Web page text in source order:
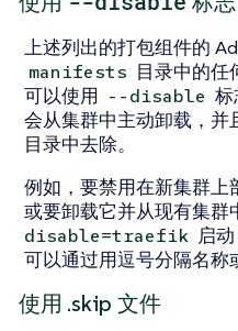
上述列出的打包组件的
manifests 目录中的任
可以使用 --disable 标
会从集群中主动卸载，并
目录中去除。
例如，要禁用在新集群上
或要卸载它并从现有集群
disable=traefik 启动
可以通过用逗号分隔名称
使用 .skip 文件